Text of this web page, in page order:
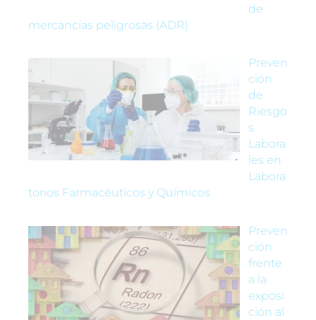
de
mercancías peligrosas (ADR)
Preven
ción
de
Riesgo
s
Labora
les en
Labora
torios Farmacéuticos y Químicos
Preven
ción
frente
a la
exposi
ción al